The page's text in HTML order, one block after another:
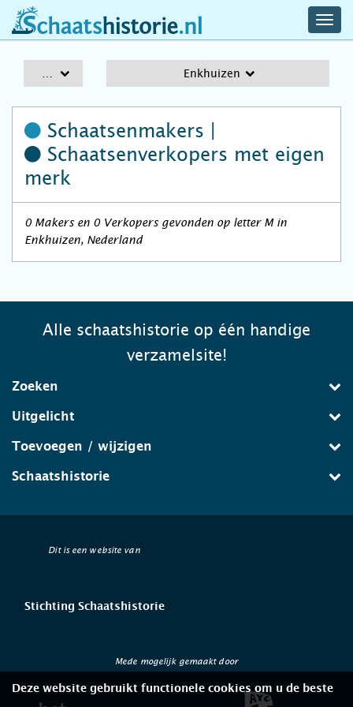
schaatshistorie.nl
Enkhuizen
Schaatsenmakers |
Schaatsenverkopers met eigen
merk
0 Makers en 0 Verkopers gevonden op letter M in
Enkhuizen, Nederland
Alle schaatshistorie op één handige
verzamelsite!
Zoeken
Uitgelicht
Toevoegen / wijzigen
Schaatshistorie
Dit is een website van
Stichting Schaatshistorie
Mede mogelijk gemaakt door
Deze website gebruikt functionele cookies om u de beste